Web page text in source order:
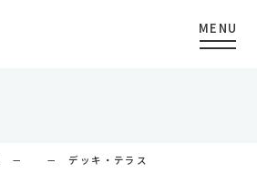
デッキ・テラス